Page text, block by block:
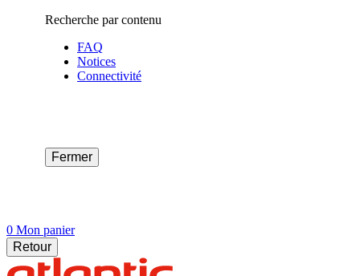
Recherche par contenu
FAQ
Notices
Connectivité
Fermer
0 Mon panier
Retour